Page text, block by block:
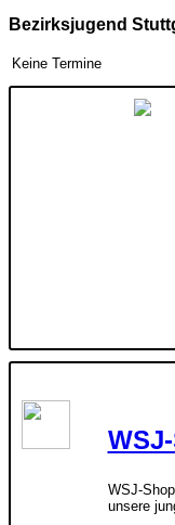
Bezirksjugend
Keine Termine
WSJ-
unsere